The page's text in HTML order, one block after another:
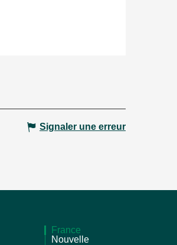
Signaler une erreur
France
Nouvelle